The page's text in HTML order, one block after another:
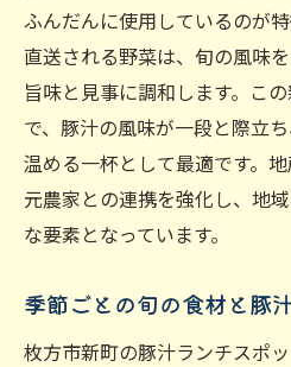
ふんだんに使用しているのが
直送される野菜は、旬の風味
旨味と見事に調和します。こ
で、豚汁の風味が一段と際立
温める一杯として最適です。
元農家との連携を強化し、地
な要素となっています。
季節ごとの旬の食材と豚
枚方市新町の豚汁ランチスポ